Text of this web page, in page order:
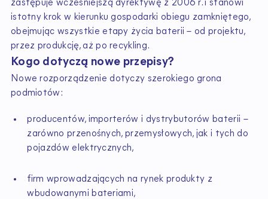
zastępuje wcześniejszą dyrektywę z 2006 r. i stanowi
istotny krok w kierunku gospodarki obiegu zamkniętego,
obejmując wszystkie etapy życia baterii – od projektu,
przez produkcję, aż po recykling.
Kogo dotyczą nowe przepisy?
Nowe rozporządzenie dotyczy szerokiego grona
podmiotów:
producentów, importerów i dystrybutorów baterii –
zarówno przenośnych, przemysłowych, jak i tych do
pojazdów elektrycznych,
firm wprowadzających na rynek produkty z
wbudowanymi bateriami,